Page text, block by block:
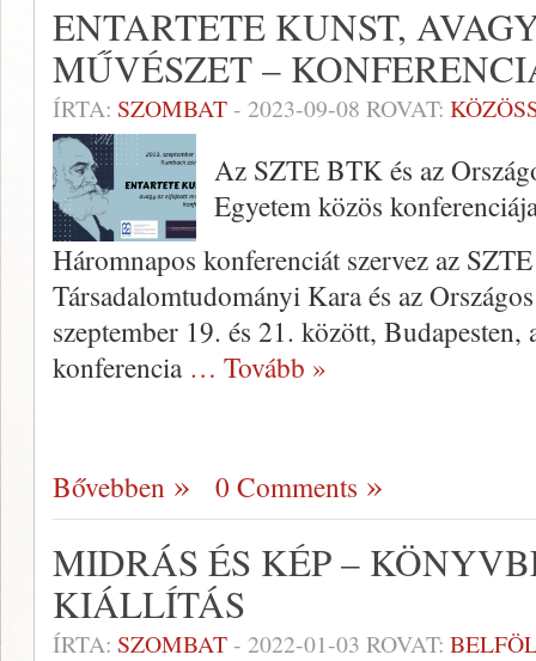
ENTARTETE KUNST,
MŰVÉSZET –
ÍRTA: SZOMBAT- 2023-09-08 ROVAT:
Az SZTE BTK és az
Egyetem közös
Háromnapos konferenciát szervez az
Társadalomtudományi Kara és az
szeptember 19. és 21. között,
konferencia … Tovább »
Bővebben 0 Comments
MIDRÁS ÉS KÉP –
KIÁLLÍTÁS
ÍRTA: SZOMBAT- 2022-01-03 ROVAT: